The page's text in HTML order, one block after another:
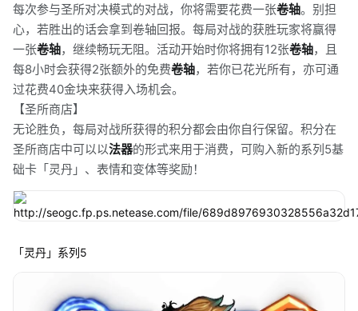
每次参与圣所对决模式的对战，你将需要花费一张卷轴。别担
心，若胜出的话会拿到卷轴回报。每局对战的获胜玩家将赢得
一张卷轴，继续畅玩无阻。活动开始时你将拥有12张卷轴，且
每8小时会获得2张额外的免费卷轴，若你已花光所有，亦可通
过花费40金块来获得入场机会。
【圣所商店】
无论胜负，每局对战所获得的积分都会由你自行保留。积分在
圣所商店中可以以法器的形式来用于消费，可购入新的系列5基
础卡「灵丹」、表情和变体等奖励！
「灵丹」系列5